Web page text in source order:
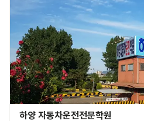
하양 자동차운전전문학원